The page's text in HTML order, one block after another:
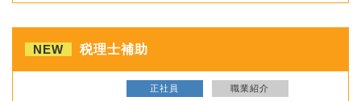
NEW 税理士補助
正社員 職業紹介